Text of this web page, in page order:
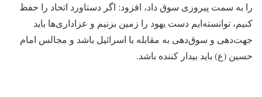
را به سمت پیروزی سوق داد، افزود: اگر دستاورد اتحاد را حفظ
کنیم، توانسته‌ایم دست یهود را زمین بزنیم و عزاداری‌ها باید
جهت‌دهی و سوق‌دهی به مقابله با اسرائیل باشد و مجالس امام
حسین (ع) باید بیدار کننده باشد.